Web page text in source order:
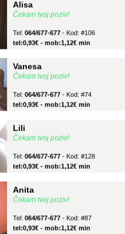
Čekam tvoj poziv!
tel:0,93€ - mob:1,12€ min
Čekam tvoj poziv!
tel:0,93€ - mob:1,12€ min
Čekam tvoj poziv!
tel:0,93€ - mob:1,12€ min
Čekam tvoj poziv!
tel:0,93€ - mob:1,12€ min